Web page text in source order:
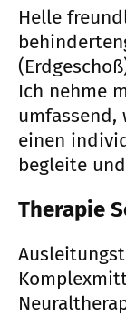
Helle
Ich nehme
umfassend,
einen
begleite
Therapie